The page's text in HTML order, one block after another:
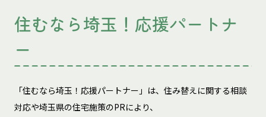
住むなら埼玉！応援パートナ
ー
「住むなら埼玉！応援パートナー」は、住み替えに関する相談
対応や埼玉県の住宅施策のPRにより、